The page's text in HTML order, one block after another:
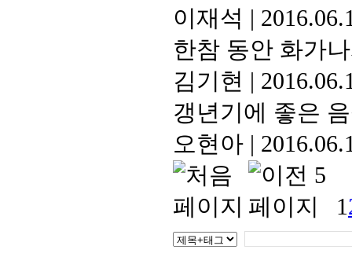
이재석 |
한참 동안 화가
김기현 |
갱년기에 좋은
오현아 |
1